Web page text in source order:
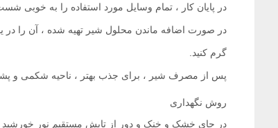
در پایان کار ، تمام وسایل مورد استفاده را به خوبی
در صورت اضافه ماندن محلول شیر تهیه شده ، آن را
گرم کنید.
پس از مصرف شیر ، برای جذب بهتر ، ناحیه شکمی و
روش نگهداری
در جای خشک و خنک و دور از تابش مستقیم نور